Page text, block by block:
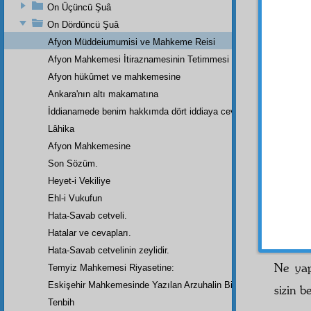
fikrin
Ne
sizin
On Üçüncü Şuâ
On Dördüncü Şuâ
Afyon Müddeiumumisi ve Mahkeme Reisi
Afyon Mahkemesi İtiraznamesinin Tetimmesi
Afyon hükûmet ve mahkemesine
Ankara'nın altı makamatına
İddianamede benim hakkımda dört iddiaya cevap
Lâhika
Afyon Mahkemesine
Son Sözüm.
Heyet-i Vekiliye
Ehl-i Vukufun
Hata-Savab cetveli.
Hatalar ve cevapları.
Hata-Savab cetvelinin zeylidir.
Temyiz Mahkemesi Riyasetine:
Eskişehir Mahkemesinde Yazılan Arzuhalin Bir Parçası
Tenbih